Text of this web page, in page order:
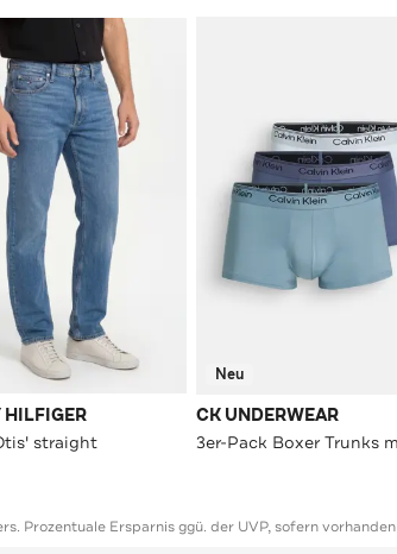
HILFIGER
straight
Neu
CK UNDERWEAR
Prozentuale Ersparnis ggü. der UVP, sofern vorhanden